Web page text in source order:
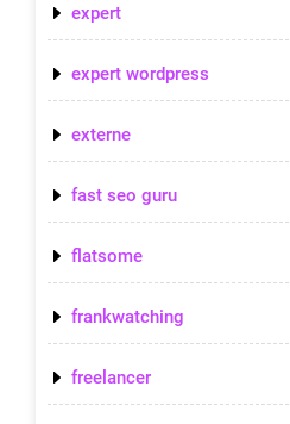
expert
expert wordpress
externe
fast seo guru
flatsome
frankwatching
freelancer